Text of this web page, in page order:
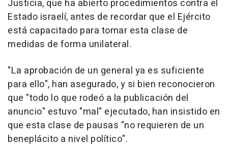
Justicia, que ha abierto procedimientos contra el
Estado israelí, antes de recordar que el Ejército
está capacitado para tomar esta clase de
medidas de forma unilateral.
"La aprobación de un general ya es suficiente
para ello", han asegurado, y si bien reconocieron
que "todo lo que rodeó a la publicación del
anuncio" estuvo "mal" ejecutado, han insistido en
que esta clase de pausas "no requieren de un
beneplácito a nivel político".